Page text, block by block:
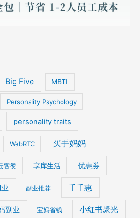
Big Five MBTI
Personality Psychology
personality traits
WebRTC 买手妈妈
客赞 享库生活 优惠券
副业推荐 千千惠
副业 宝妈省钱 小红书聚光